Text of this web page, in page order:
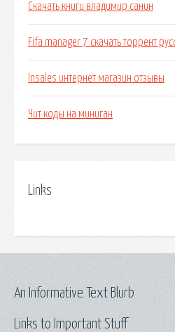
Скачать книги владимир санин
Fifa manager 7 скачать торрент
Insales интернет магазин отзывы
Чит коды на миниган
Links
Links to Important Stuff
An Informative Text Blurb